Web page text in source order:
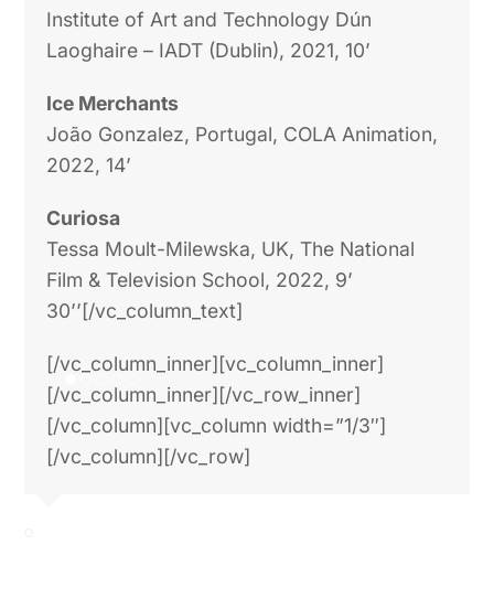
Institute of Art and Technology Dún
Laoghaire – IADT (Dublin), 2021, 10’
Ice Merchants
João Gonzalez, Portugal, COLA Animation,
2022, 14’
Curiosa
Tessa Moult-Milewska, UK, The National
Film & Television School, 2022, 9’
30’’[/vc_column_text]